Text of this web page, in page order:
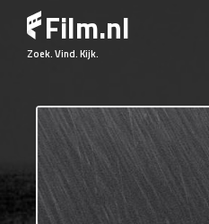
Film.nl
Zoek. Vind. Kijk.